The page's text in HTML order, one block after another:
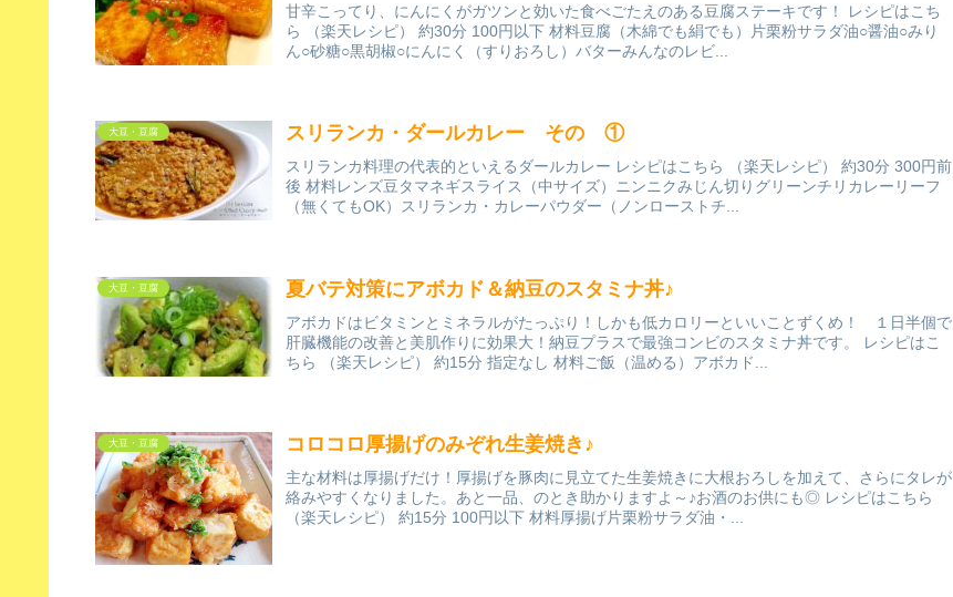
甘辛こってり、にんにくがガツンと効いた食べごたえのある豆腐ステーキです！ レシピはこち
ら （楽天レシピ） 約30分 100円以下 材料豆腐（木綿でも絹でも）片栗粉サラダ油○醤油○みり
ん○砂糖○黒胡椒○にんにく（すりおろし）バターみんなのレビ...
大豆・豆腐 スリランカ・ダールカレー その ①
スリランカ料理の代表的といえるダールカレー レシピはこちら （楽天レシピ） 約30分 300円前
後 材料レンズ豆タマネギスライス（中サイズ）ニンニクみじん切りグリーンチリカレーリーフ
（無くてもOK）スリランカ・カレーパウダー（ノンローストチ...
大豆・豆腐 夏バテ対策にアボカド＆納豆のスタミナ丼♪
アボカドはビタミンとミネラルがたっぷり！しかも低カロリーといいことずくめ！ １日半個で
肝臓機能の改善と美肌作りに効果大！納豆プラスで最強コンビのスタミナ丼です。 レシピはこ
ちら （楽天レシピ） 約15分 指定なし 材料ご飯（温める）アボカド...
大豆・豆腐 コロコロ厚揚げのみぞれ生姜焼き♪
主な材料は厚揚げだけ！厚揚げを豚肉に見立てた生姜焼きに大根おろしを加えて、さらにタレが
絡みやすくなりました。あと一品、のとき助かりますよ～♪お酒のお供にも◎ レシピはこちら
（楽天レシピ） 約15分 100円以下 材料厚揚げ片栗粉サラダ油・...